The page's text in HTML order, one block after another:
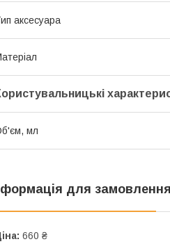
аксесуара
мл
для замовлення
660 ₴